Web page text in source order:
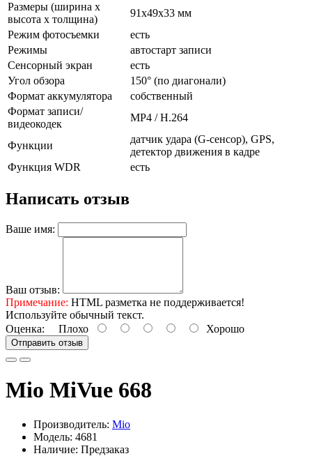
Размеры (ширина x
высота x толщина)
91x49x33 мм
Режим фотосъемки
есть
Режимы
автостарт записи
Сенсорный экран
есть
Угол обзора
150° (по диагонали)
Формат аккумулятора
собственный
Формат записи/
видеокодек
MP4 / H.264
Функции
датчик удара (G-сенсор), GPS,
детектор движения в кадре
Функция WDR
есть
Написать отзыв
Ваше имя:
Ваш отзыв:
Примечание: HTML разметка не поддерживается!
Используйте обычный текст.
Оценка: Плохо Хорошо
Отправить отзыв
Mio MiVue 668
Производитель: Mio
Модель: 4681
Наличие: Предзаказ